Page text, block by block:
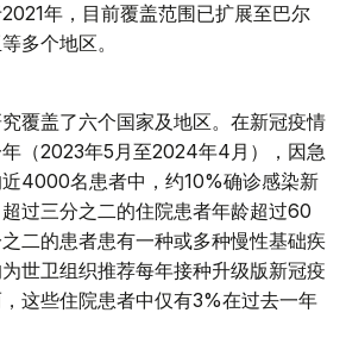
年，目前覆盖范围已扩展至巴尔
多个地区。
覆盖了六个国家及地区。在新冠疫情
（2023年5月至2024年4月），因急
4000名患者中，约10%确诊感染新
过三分之二的住院患者年龄超过60
二的患者患有一种或多种慢性基础疾
世卫组织推荐每年接种升级版新冠疫
这些住院患者中仅有3%在过去一年